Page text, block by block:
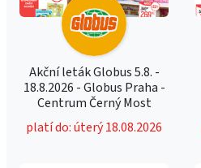
Akční leták Globus 5.8. -
18.8.2026 - Globus Praha -
Centrum Černý Most
platí do: úterý 18.08.2026